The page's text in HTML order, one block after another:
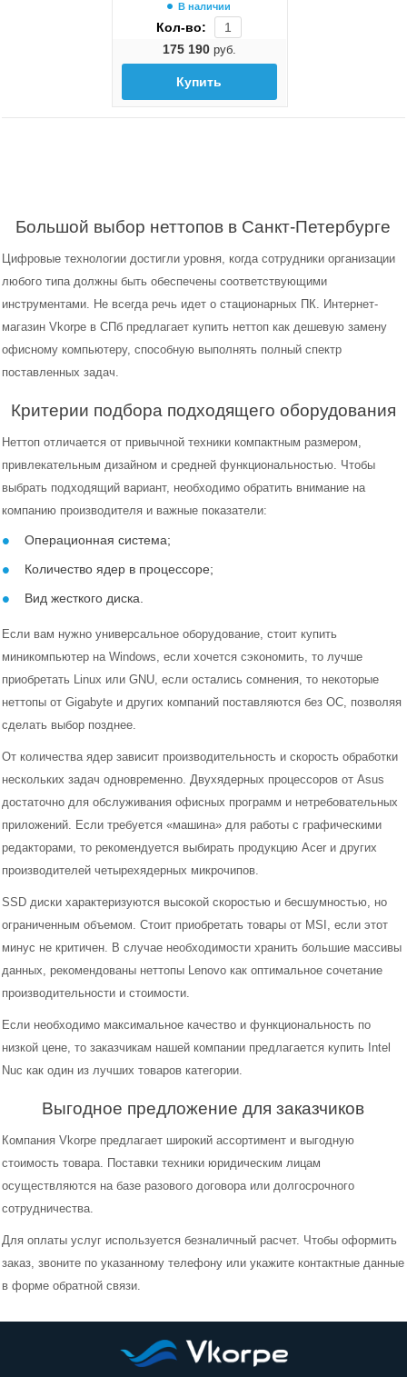
В наличии
Кол-во:
175 190 руб.
Купить
Большой выбор неттопов в Санкт-Петербурге
Цифровые технологии достигли уровня, когда сотрудники организации
любого типа должны быть обеспечены соответствующими
инструментами. Не всегда речь идет о стационарных ПК. Интернет-
магазин Vkorpe в СПб предлагает купить неттоп как дешевую замену
офисному компьютеру, способную выполнять полный спектр
поставленных задач.
Критерии подбора подходящего оборудования
Неттоп отличается от привычной техники компактным размером,
привлекательным дизайном и средней функциональностью. Чтобы
выбрать подходящий вариант, необходимо обратить внимание на
компанию производителя и важные показатели:
Операционная система;
Количество ядер в процессоре;
Вид жесткого диска.
Если вам нужно универсальное оборудование, стоит купить
миникомпьютер на Windows, если хочется сэкономить, то лучше
приобретать Linux или GNU, если остались сомнения, то некоторые
неттопы от Gigabyte и других компаний поставляются без ОС, позволяя
сделать выбор позднее.
От количества ядер зависит производительность и скорость обработки
нескольких задач одновременно. Двухядерных процессоров от Asus
достаточно для обслуживания офисных программ и нетребовательных
приложений. Если требуется «машина» для работы с графическими
редакторами, то рекомендуется выбирать продукцию Acer и других
производителей четырехядерных микрочипов.
SSD диски характеризуются высокой скоростью и бесшумностью, но
ограниченным объемом. Стоит приобретать товары от MSI, если этот
минус не критичен. В случае необходимости хранить большие массивы
данных, рекомендованы неттопы Lenovo как оптимальное сочетание
производительности и стоимости.
Если необходимо максимальное качество и функциональность по
низкой цене, то заказчикам нашей компании предлагается купить Intel
Nuc как один из лучших товаров категории.
Выгодное предложение для заказчиков
Компания Vkorpe предлагает широкий ассортимент и выгодную
стоимость товара. Поставки техники юридическим лицам
осуществляются на базе разового договора или долгосрочного
сотрудничества.
Для оплаты услуг используется безналичный расчет. Чтобы оформить
заказ, звоните по указанному телефону или укажите контактные данные
в форме обратной связи.
Компьютеры
Ноутбуки и аксессуары
Моноблоки